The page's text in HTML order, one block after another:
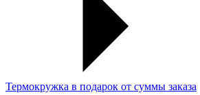
Термокружка в подарок от суммы заказа